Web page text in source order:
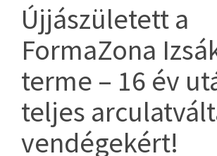
Csoportos órák
Squash
Árlista
Újjászületett a
FormaZona
terme – 16 év
teljes
vendégekért!